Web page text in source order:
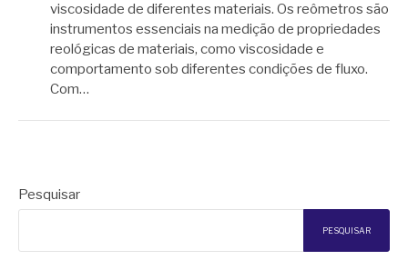
viscosidade de diferentes materiais. Os reômetros são
instrumentos essenciais na medição de propriedades
reológicas de materiais, como viscosidade e
comportamento sob diferentes condições de fluxo.
Com…
Pesquisar
PESQUISAR